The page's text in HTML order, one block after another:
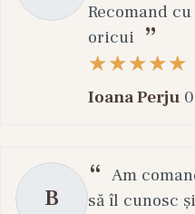
Recomand
oricui
Ioana Perju
B
Am
să îl cunosc